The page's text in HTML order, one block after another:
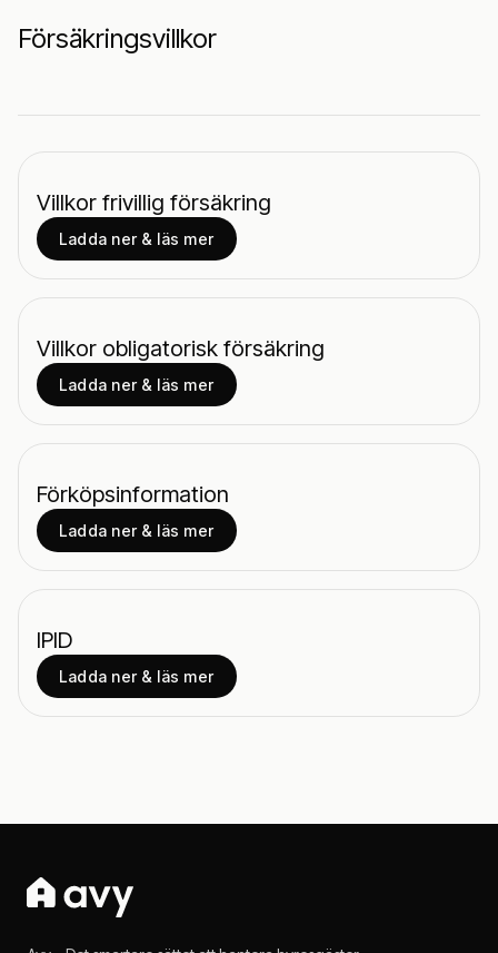
Försäkringsvillkor
Villkor frivillig försäkring
Ladda ner & läs mer
Villkor obligatorisk försäkring
Ladda ner & läs mer
Förköpsinformation
Ladda ner & läs mer
IPID
Ladda ner & läs mer